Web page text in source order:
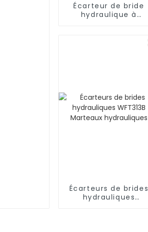
Écarteur de bride
hydraulique à
Écarteurs de brides
hydrauliques